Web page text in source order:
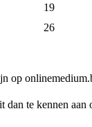
19
26
op
dan te kennen aan